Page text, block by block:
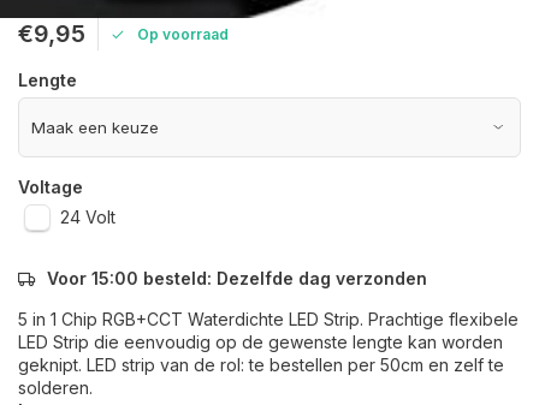
€9,95 Op voorraad
Lengte
Voltage
24 Volt
Voor 15:00 besteld: Dezelfde dag verzonden
5 in 1 Chip RGB+CCT Waterdichte LED Strip. Prachtige flexibele
LED Strip die eenvoudig op de gewenste lengte kan worden
geknipt. LED strip van de rol: te bestellen per 50cm en zelf te
solderen.